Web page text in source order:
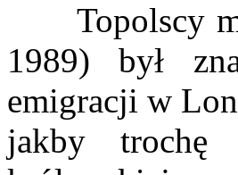
Topolscy
1989) był
emigracji w
jakby trochę